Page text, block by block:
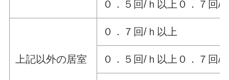
０．５回/ｈ以上０．７回/
上記以外の居室
０．７回/ｈ以上
０．５回/ｈ以上０．７回/